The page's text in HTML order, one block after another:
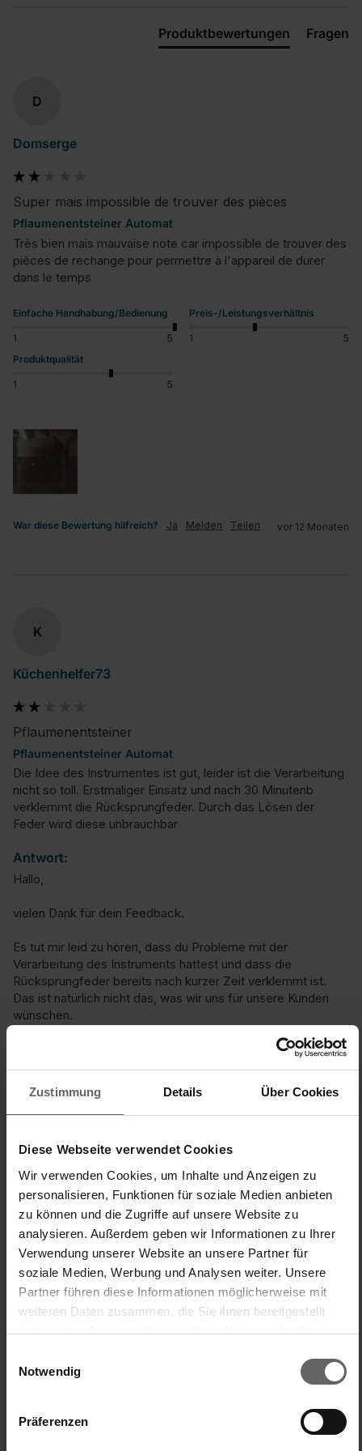
Zustimmung Details Über Cookies
Diese Webseite verwendet Cookies
Wir verwenden Cookies, um Inhalte und Anzeigen zu
personalisieren, Funktionen für soziale Medien anbieten
zu können und die Zugriffe auf unsere Website zu
analysieren. Außerdem geben wir Informationen zu Ihrer
Verwendung unserer Website an unsere Partner für
soziale Medien, Werbung und Analysen weiter. Unsere
Partner führen diese Informationen möglicherweise mit
weiteren Daten zusammen, die Sie ihnen bereitgestellt
haben oder die sie im Rahmen Ihrer Nutzung der Dienste
Cookies, wenn Sie unsere Webseite weiterhin nutzen.
Notwendig
Präferenzen
Produktbewertungen Fragen
D
Domserge
Super mais impossible de trouver des pièces
Pflaumenentsteiner Automat
Très bien mais mauvaise note car impossible de trouver des
pièces de rechange pour permettre à l'appareil de durer
dans le temps
Einfache Handhabung/Bedienung
1 5
Preis-/Leistungsverhältnis
1
5
Produktqualität
1 5
War diese Bewertung hilfreich? Ja Melden Teilen vor 12 Monaten
K
Küchenhelfer73
Pflaumenentsteiner
Pflaumenentsteiner Automat
Die Idee des Instrumentes ist gut, leider ist die Verarbeitung
nicht so toll. Erstmaliger Einsatz und nach 30 Minutenb
verklemmt die Rücksprungfeder. Durch das Lösen der
Feder wird diese unbrauchbar
Antwort:
Hallo,
vielen Dank für dein Feedback.
Es tut mir leid zu hören, dass du Probleme mit der
Verarbeitung des Instruments hattest und dass die
Rücksprungfeder bereits nach kurzer Zeit verklemmt ist.
Das ist natürlich nicht das, was wir uns für unsere Kunden
wünschen.
Ich möchte mich für die Unannehmlichkeiten entschuldigen
und dir versichern, dass wir solche Rückmeldungen sehr
ernst nehmen. Es ist uns wichtig, dass unsere Produkte
zuverlässig funktionieren, daher werde ich dein Feedback
umgehend an unser Qualitätsmanagement weiterleiten.
Viele Grüße
Leifheit Team,Kim
War diese Bewertung hilfreich? Ja Melden Teilen vor 2 Jahren